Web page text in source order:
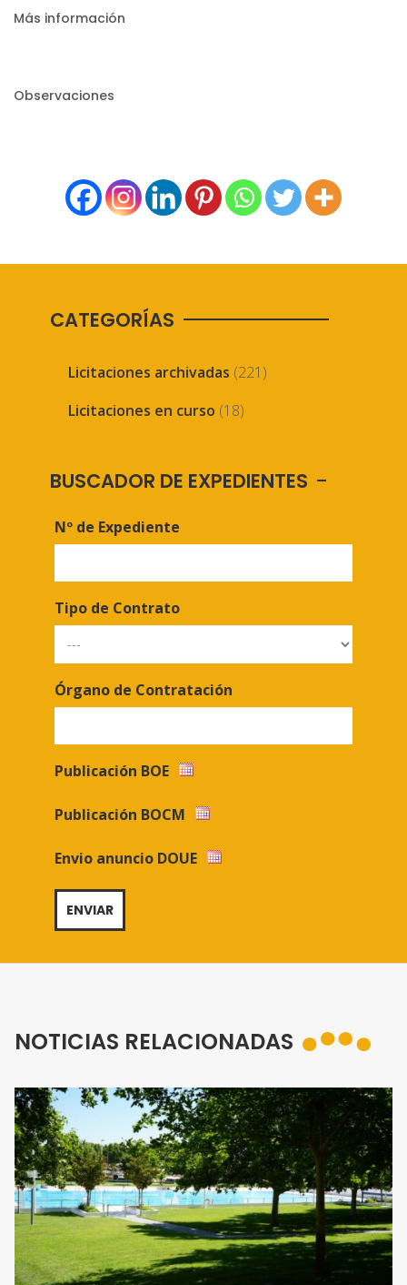
Más información
Observaciones
CATEGORÍAS
Licitaciones archivadas (221)
Licitaciones en curso (18)
BUSCADOR DE EXPEDIENTES
Nº de Expediente
Tipo de Contrato
Órgano de Contratación
Publicación BOE
Publicación BOCM
Envio anuncio DOUE
NOTICIAS RELACIONADAS